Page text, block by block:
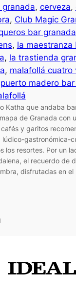
, cerveza,
, Club Magic
bar granada
, la maestranza
, la trastienda
, malafollá cuatro
puerto madero
Katha que andaba
de Granada con
y garitos
lúdico-gastronómica-
los resortes. Por un
el recuerdo de
disfrutadas en